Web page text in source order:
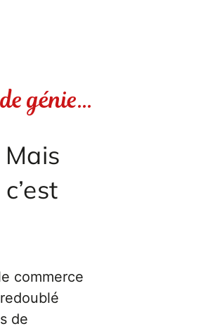
génie…
Mais
commerce
de